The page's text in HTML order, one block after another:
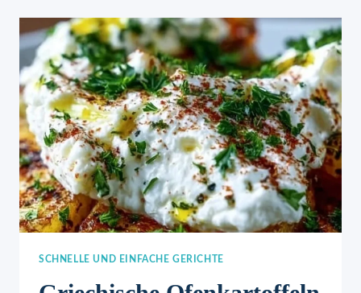
SCHNELLE UND EINFACHE GERICHTE